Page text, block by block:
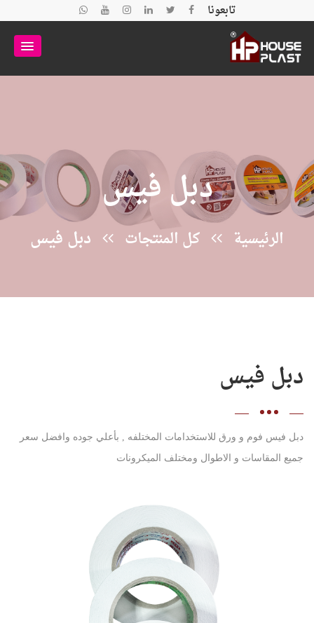
تابعونا
دبل فيس
الرئيسية كل المنتجات دبل فيس
دبل فيس
دبل فيس فوم و ورق للاستخدامات المختلفه , بأعلي جوده وافضل سعر
جميع المقاسات و الاطوال ومختلف الميكرونات